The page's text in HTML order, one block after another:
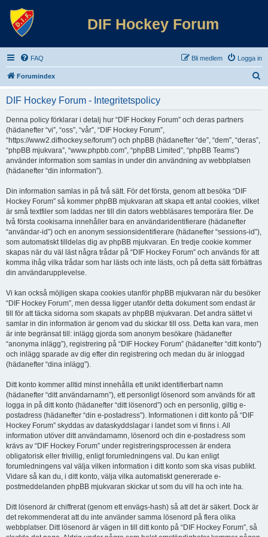
DIF Hockey Forum
FAQ Logga in
Bli medlem
Forumindex
DIF Hockey Forum - Integritetspolicy
Denna policy förklarar i detalj hur “DIF Hockey Forum” och deras partners
(hädanefter “vi”, “oss”, “vår”, “DIF Hockey Forum”,
“https://www2.difhockey.se/forum”) och phpBB (hädanefter “de”, “dem”, “deras”,
“phpBB mjukvara”, “www.phpbb.com”, “phpBB Limited”, “phpBB Teams”)
använder information som samlas in under din användning av webbplatsen
(hädanefter “din information”).
Din information samlas in på två sätt. För det första, genom att besöka “DIF
Hockey Forum” så kommer phpBB mjukvaran att skapa ett antal cookies, vilket
är små textfiler som laddas ner till din dators webbläsares temporära filer. De
två första cookisarna innehåller bara en användaridentifierare (hädanefter
“användar-id”) och en anonym sessionsidentifierare (hädanefter “sessions-id”),
som automatiskt tilldelas dig av phpBB mjukvaran. En tredje cookie kommer
skapas när du väl läst några trådar på “DIF Hockey Forum” och används för att
komma ihåg vilka trådar som har lästs och inte lästs, och på detta sätt förbättras
din användarupplevelse.
Vi kan också möjligen skapa cookies utanför phpBB mjukvaran när du besöker
“DIF Hockey Forum”, men dessa ligger utanför detta dokument som endast är
till för att täcka sidorna som skapats av phpBB mjukvaran. Det andra sättet vi
samlar in din information är genom vad du skickar till oss. Detta kan vara, men
är inte begränsat till: inlägg gjorda som anonym besökare (hädanefter
“anonyma inlägg”), registrering på “DIF Hockey Forum” (hädanefter “ditt konto”)
och inlägg sparade av dig efter din registrering och medan du är inloggad
(hädanefter “dina inlägg”).
Ditt konto kommer alltid minst innehålla ett unikt identifierbart namn
(hädanefter “ditt användarnamn”), ett personligt lösenord som används för att
logga in på ditt konto (hädanefter “ditt lösenord”) och en personlig, giltig e-
postadress (hädanefter “din e-postadress”). Informationen i ditt konto på “DIF
Hockey Forum” skyddas av dataskyddslagar i landet som vi finns i. All
information utöver ditt användarnamn, lösenord och din e-postadress som
krävs av “DIF Hockey Forum” under registreringsprocessen är endera
obligatorisk eller frivillig, enligt forumledningens val. Du kan enligt
forumledningens val välja vilken information i ditt konto som ska visas publikt.
Vidare så kan du, i ditt konto, välja vilka automatiskt genererade e-
postmeddelanden phpBB mjukvaran skickar ut som du vill ha och inte ha.
Ditt lösenord är chiffrerat (genom ett envägs-hash) så att det är säkert. Dock är
det rekommenderat att du inte använder samma lösenord på flera olika
webbplatser. Ditt lösenord är vägen in till ditt konto på “DIF Hockey Forum”, så